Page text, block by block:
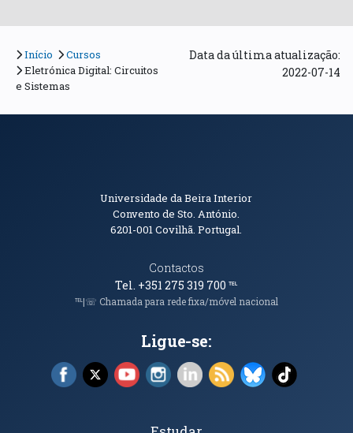
Início
Cursos
Eletrónica Digital: Circuitos
e Sistemas
Data da última atualização:
2022-07-14
Informações de Contacto
Universidade da Beira Interior
Convento de Sto. António.
6201-001Covilhã. Portugal.
Contactos
Tel. +351 275 319 700℡
℡|☏ Chamada para rede fixa/móvel nacional
Ligue-se:
Facebook (abre em nova janela)
X (abre em nova janela)
YouTube (abre em nova janela)
Instagram (abre em nova janela)
LinkedIn (abre em nova
RSS (abre em nova
Bluesky (abre
TikTok